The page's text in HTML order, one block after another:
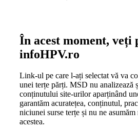
În acest moment, veți
infoHPV.ro
Link-ul pe care l-ați selectat vă va
unei terțe părți. MSD nu analizează
conținutului site-urilor aparținând
garantăm acuratețea, conținutul,
niciunei surse terțe și nu ne asumăm
acestea.